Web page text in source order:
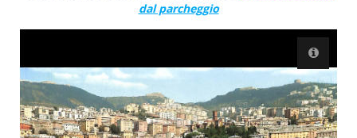
dal parcheggio